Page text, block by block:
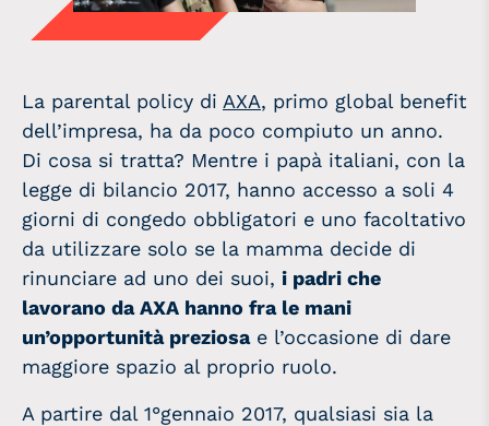
La parental policy di AXA, primo global benefit
dell’impresa, ha da poco compiuto un anno.
Di cosa si tratta? Mentre i papà italiani, con la
legge di bilancio 2017, hanno accesso a soli 4
giorni di congedo obbligatori e uno facoltativo
da utilizzare solo se la mamma decide di
rinunciare ad uno dei suoi, i padri che
lavorano da AXA hanno fra le mani
un’opportunità preziosae l’occasione di dare
maggiore spazio al proprio ruolo.
A partire dal 1°gennaio 2017, qualsiasi sia la